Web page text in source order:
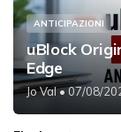
ANTICIPAZIONI
uBlock
Edge
Jo Val• 07/08/